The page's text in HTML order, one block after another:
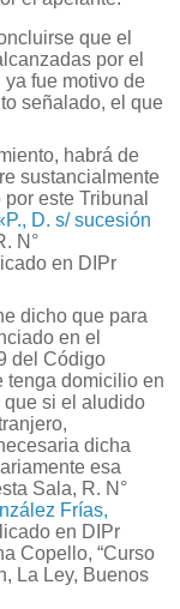
que el
por el
fue motivo de
señalado, el que
habrá de
sustancialmente
este Tribunal
D. s/ sucesión
N°
en DIPr
dicho que para
en el
del Código
tenga domicilio en
que si el aludido
dicha
esa
Sala, R. N°
Frías,
en DIPr
Copello, “Curso
La Ley, Buenos